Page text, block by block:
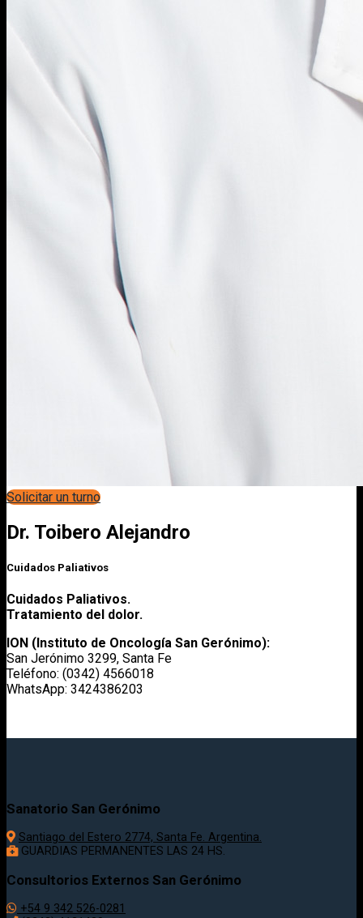
Solicitar un turno
Dr. Toibero Alejandro
Cuidados Paliativos
Cuidados Paliativos.
Tratamiento del dolor.
ION (Instituto de Oncología San Gerónimo):
San Jerónimo 3299, Santa Fe
Teléfono: (0342) 4566018
WhatsApp: 3424386203
Sanatorio San Gerónimo
Santiago del Estero 2774, Santa Fe. Argentina.
GUARDIAS PERMANENTES LAS 24 HS.
Consultorios Externos San Gerónimo
+54 9 342 526-0281